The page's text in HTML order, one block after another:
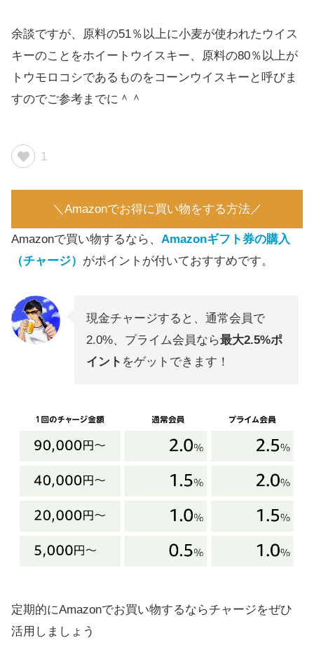
余談ですが、原料の51％以上に小麦が使われたウイス
キーのことをホイートウイスキー、原料の80％以上が
トウモロコシであるものをコーンウイスキーと呼びま
すのでご参考までに＾＾
1
＼Amazonでお得に買い物をする方法／
Amazonで買い物するなら、 Amazonギフト券の購入
（チャージ） がポイントが付いておすすめです。
現金チャージすると、通常会員で
2.0%、プライム会員なら最大2.5%ポ
イント をゲットできます！
定期的にAmazonでお買い物するならチャージをぜひ
活用しましょう